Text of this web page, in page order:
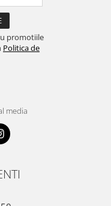
promotiile
Politica de
media